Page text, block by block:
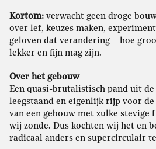
Kortom: verwacht geen droge
over lef, keuzes maken,
geloven dat verandering – hoe
lekker en fijn mag zijn.
Over het gebouw
Een quasi-brutalistisch pand uit de
leegstaand en eigenlijk rijp voor
van een gebouw met zulke stevige
wij zonde. Dus kochten wij het en
radicaal anders en supercirculair